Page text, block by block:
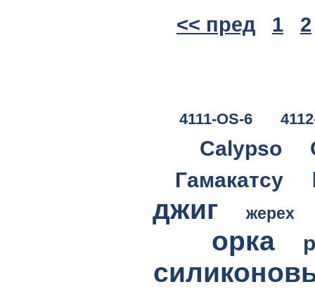
<< пред 1 2
4111-OS-6
Calypso
Гамакатсу
джиг
жерех
орка